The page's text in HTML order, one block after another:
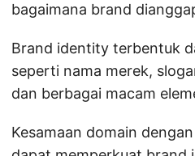
bagaimana brand
Brand identity terbentuk
seperti nama merek,
dan berbagai macam
Kesamaan domain